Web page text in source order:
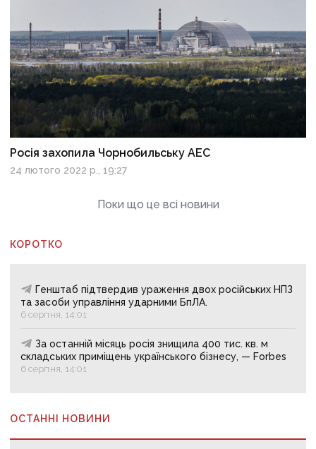
Росія захопила Чорнобильську АЕС
24 лютого 2022 р., 19:27
Поки що це всі новини
КОРОТКО
Генштаб підтвердив ураження двох російських НПЗ
та засоби управління ударними БпЛА.
6 серпня, 14:01
За останній місяць росія знищила 400 тис. кв. м
складських приміщень українського бізнесу, — Forbes
6 серпня, 14:01
ОСТАННІ НОВИНИ